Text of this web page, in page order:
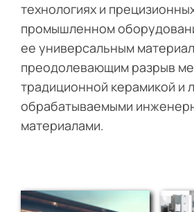
технологиях и
промышленном
ее универсальным
преодолевающим разрыв
традиционной керамикой и
обрабатываемыми
материалами.